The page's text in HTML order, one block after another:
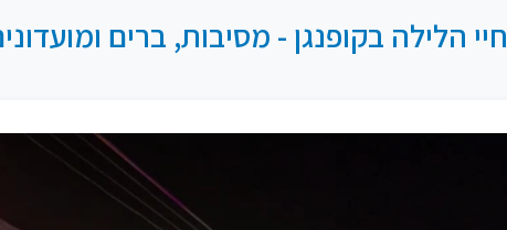
חיי הלילה בקופנגן - מסיבות, ברים